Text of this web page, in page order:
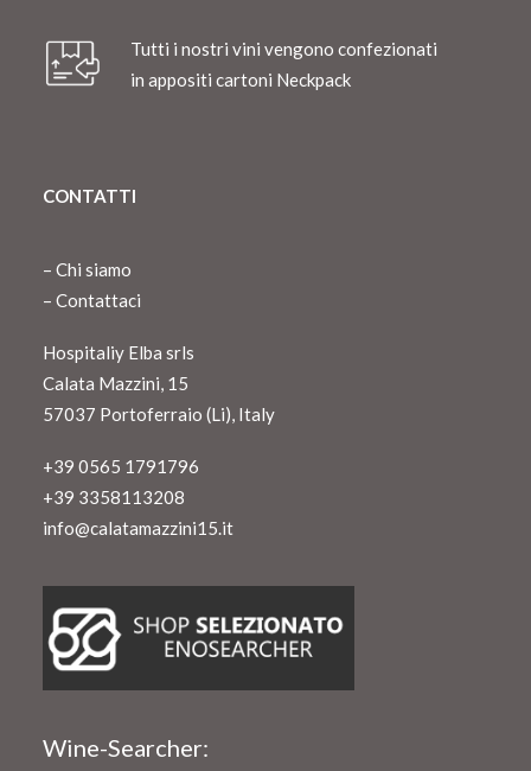
Tutti i nostri vini vengono confezionati
in appositi cartoni Neckpack
CONTATTI
– Chi siamo
– Contattaci
Hospitaliy Elba srls
Calata Mazzini, 15
57037 Portoferraio (Li), Italy
+39 0565 1791796
+39 3358113208
info@calatamazzini15.it
Wine-Searcher: